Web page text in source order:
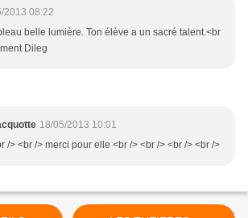
2013 08:22
belle lumière. Ton élève a un sacré talent.<br
Dileg
18/05/2013 10:01
/> <br /> merci pour elle <br /> <br /> <br /> <br />